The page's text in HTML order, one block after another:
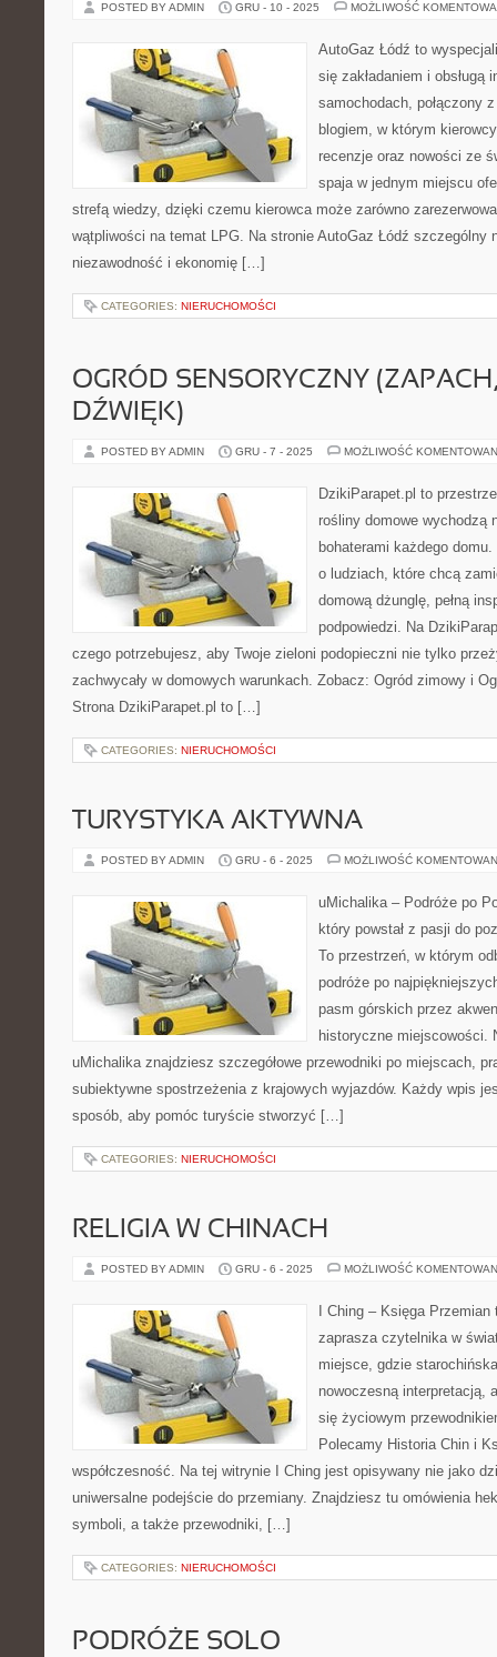
POSTED BY ADMIN GRU - 10 - 2025 MOŻLIWOŚĆ
AutoGaz Łódź to
się zakładaniem i obsługą
samochodach, połączony
blogiem, w którym
recenzje oraz nowości ze
spaja w jednym miejscu
strefą wiedzy, dzięki czemu kierowca może zarówno
wątpliwości na temat LPG. Na stronie AutoGaz Łódź szczególny
niezawodność i ekonomię […]
CATEGORIES: NIERUCHOMOŚCI
OGRÓD SENSORYCZNY
DŹWIĘK)
POSTED BY ADMIN GRU - 7 - 2025 MOŻLIWOŚĆ
DzikiParapet.pl to
rośliny domowe wychodzą
bohaterami każdego
o ludziach, które chcą
domową dżunglę, pełną
podpowiedzi. Na
czego potrzebujesz, aby Twoje zieloni podopieczni nie tylko
zachwycały w domowych warunkach. Zobacz: Ogród zimowy i
Strona DzikiParapet.pl to […]
CATEGORIES: NIERUCHOMOŚCI
TURYSTYKA AKTYWNA
POSTED BY ADMIN GRU - 6 - 2025 MOŻLIWOŚĆ
uMichalika – Podróże po
który powstał z pasji do
To przestrzeń, w którym
podróże po
pasm górskich przez
historyczne miejscowości.
uMichalika znajdziesz szczegółowe przewodniki po miejscach,
subiektywne spostrzeżenia z krajowych wyjazdów. Każdy wpis
sposób, aby pomóc turyście stworzyć […]
CATEGORIES: NIERUCHOMOŚCI
RELIGIA W CHINACH
POSTED BY ADMIN GRU - 6 - 2025 MOŻLIWOŚĆ
I Ching – Księga
zaprasza czytelnika w
miejsce, gdzie
nowoczesną interpretacją,
się życiowym
Polecamy Historia Chin i
współczesność. Na tej witrynie I Ching jest opisywany nie jako
uniwersalne podejście do przemiany. Znajdziesz tu omówienia
symboli, a także przewodniki, […]
CATEGORIES: NIERUCHOMOŚCI
PODRÓŻE SOLO